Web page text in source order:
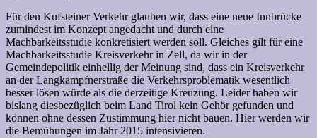
Für den Kufsteiner Verkehr glauben wir, dass eine neue Innbrücke
zumindest im Konzept angedacht und durch eine
Machbarkeitsstudie konkretisiert werden soll. Gleiches gilt für eine
Machbarkeitsstudie Kreisverkehr in Zell, da wir in der
Gemeindepolitik einhellig der Meinung sind, dass ein Kreisverkehr
an der Langkampfnerstraße die Verkehrsproblematik wesentlich
besser lösen würde als die derzeitige Kreuzung. Leider haben wir
bislang diesbezüglich beim Land Tirol kein Gehör gefunden und
können ohne dessen Zustimmung hier nicht bauen. Hier werden wir
die Bemühungen im Jahr 2015 intensivieren.